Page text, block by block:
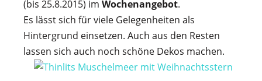
(bis 25.8.2015) im Wochenangebot.
Es lässt sich für viele Gelegenheiten als
Hintergrund einsetzen. Auch aus den Resten
lassen sich auch noch schöne Dekos machen.